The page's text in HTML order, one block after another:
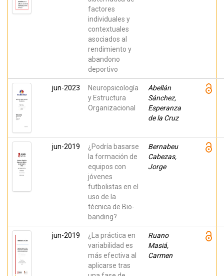
factores
individuales y
contextuales
asociados al
rendimiento y
abandono
deportivo
jun-2023
Neuropsicología
y Estructura
Organizacional
Abellán
Sánchez,
Esperanza
de la Cruz
jun-2019
¿Podría basarse
la formación de
equipos con
jóvenes
futbolistas en el
uso de la
técnica de Bio-
banding?
Bernabeu
Cabezas,
Jorge
jun-2019
¿La práctica en
variabilidad es
más efectiva al
aplicarse tras
Ruano
Masiá,
Carmen